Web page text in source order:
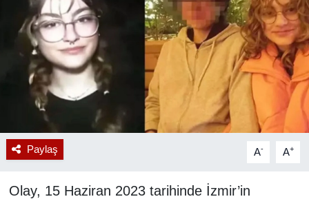
Paylaş A- A+
Olay, 15 Haziran 2023 tarihinde İzmir’in